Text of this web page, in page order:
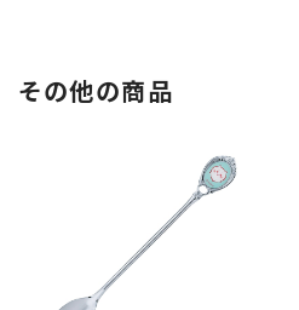
その他の商品